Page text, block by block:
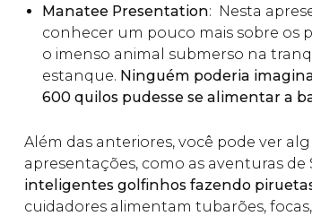
Manatee Presentation: Nesta
conhecer um pouco mais sobre os
o imenso animal submerso na
estanque. Ninguém poderia
600 quilos pudesse se alimentar a
Além das anteriores, você pode ver
apresentações, como as aventuras de
inteligentes golfinhos fazendo
cuidadores alimentam tubarões,